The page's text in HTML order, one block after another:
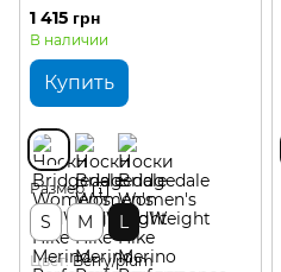
1 415 грн
В наличии
Купить
Размер
S M L
Цвет Berry/plum